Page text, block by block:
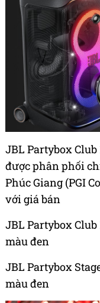
JBL Partybox Club
được phân phối
Phúc Giang (PGI
với giá bán
JBL Partybox Club
màu đen
JBL Partybox
màu đen